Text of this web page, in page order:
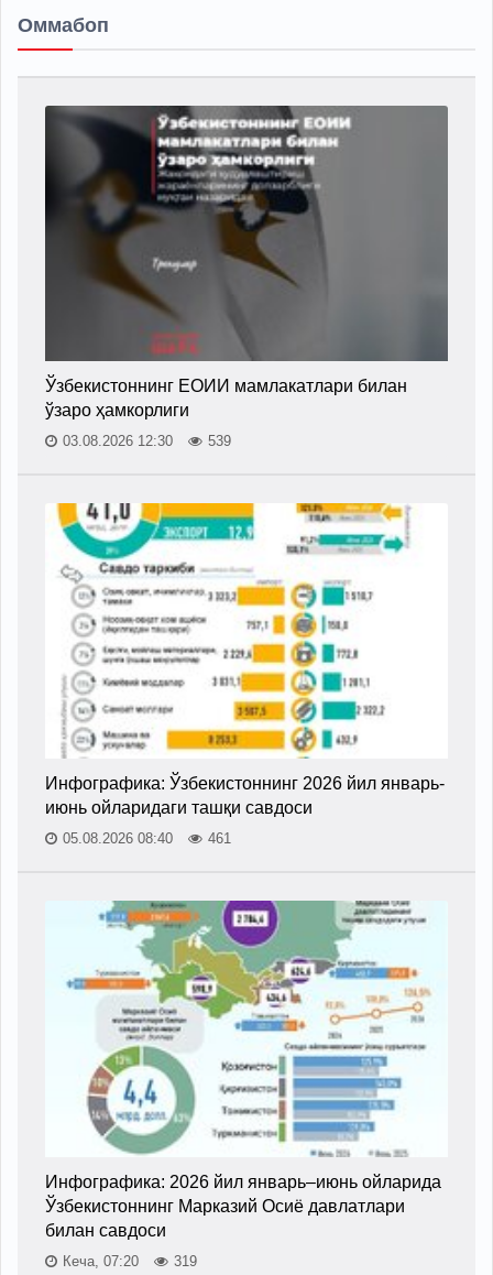
Оммабоп
Ўзбекистоннинг ЕОИИ мамлакатлари билан
ўзаро ҳамкорлиги
03.08.2026 12:30 539
Инфографика: Ўзбекистоннинг 2026 йил январь-
июнь ойларидаги ташқи савдоси
05.08.2026 08:40 461
Инфографика: 2026 йил январь–июнь ойларида
Ўзбекистоннинг Марказий Осиё давлатлари
билан савдоси
Кеча, 07:20 319